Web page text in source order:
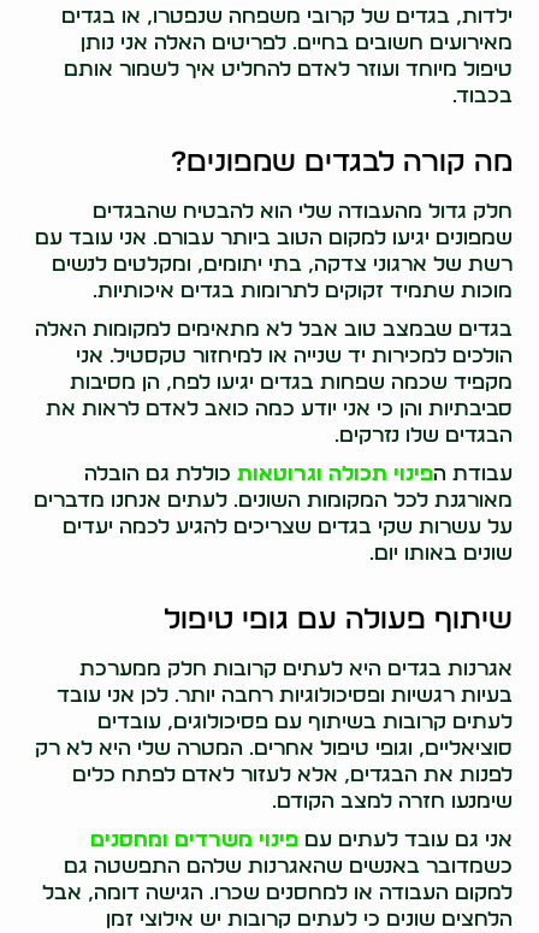
ילדות, בגדים של קרובי משפחה שנפטרו, או בגדים
מאירועים חשובים בחיים. לפריטים האלה אני נותן
טיפול מיוחד ועוזר לאדם להחליט איך לשמור אותם
בכבוד.
מה קורה לבגדים שמפונים?
חלק גדול מהעבודה שלי הוא להבטיח שהבגדים
שמפונים יגיעו למקום הטוב ביותר עבורם. אני עובד עם
רשת של ארגוני צדקה, בתי יתומים, ומקלטים לנשים
מוכות שתמיד זקוקים לתרומות בגדים איכותיות.
בגדים שבמצב טוב אבל לא מתאימים למקומות האלה
הולכים למכירות יד שנייה או למיחזור טקסטיל. אני
מקפיד שכמה שפחות בגדים יגיעו לפח, הן מסיבות
סביבתיות והן כי אני יודע כמה כואב לאדם לראות את
הבגדים שלו נזרקים.
עבודת הפינוי תכולה וגרוטאות כוללת גם הובלה
מאורגנת לכל המקומות השונים. לעתים אנחנו מדברים
על עשרות שקי בגדים שצריכים להגיע לכמה יעדים
שונים באותו יום.
שיתוף פעולה עם גופי טיפול
אגרנות בגדים היא לעתים קרובות חלק ממערכת
בעיות רגשיות ופסיכולוגיות רחבה יותר. לכן אני עובד
לעתים קרובות בשיתוף עם פסיכולוגים, עובדים
סוציאליים, וגופי טיפול אחרים. המטרה שלי היא לא רק
לפנות את הבגדים, אלא לעזור לאדם לפתח כלים
שימנעו חזרה למצב הקודם.
אני גם עובד לעתים עםפינוי משרדים ומחסנים
כשמדובר באנשים שהאגרנות שלהם התפשטה גם
למקום העבודה או למחסנים שכרו. הגישה דומה, אבל
הלחצים שונים כי לעתים קרובות יש אילוצי זמן